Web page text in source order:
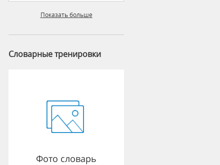
Показать больше
Словарные тренировки
Фото словарь